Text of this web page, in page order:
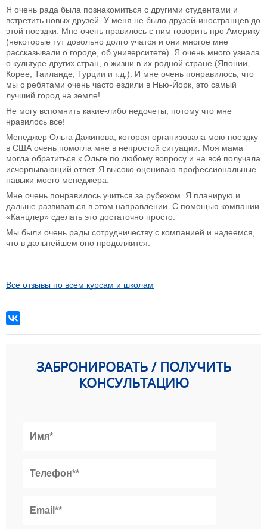
Я очень рада была познакомиться с другими студентами и
встретить новых друзей. У меня не было друзей-иностранцев до
этой поездки. Мне очень нравилось с ним говорить про Америку
(некоторые тут довольно долго учатся и они многое мне
рассказывали о городе, об университете). Я очень много узнала
о культуре других стран, о жизни в их родной стране (Японии,
Корее, Таиланде, Турции и т.д.). И мне очень понравилось, что
мы с ребятами очень часто ездили в Нью-Йорк, это самый
лучший город на земле!
Не могу вспомнить какие-либо недочеты, потому что мне
нравилось все!
Менеджер Ольга Дажинова, которая организовала мою поездку
в США очень помогла мне в непростой ситуации. Моя мама
могла обратиться к Ольге по любому вопросу и на всё получала
исчерпывающий ответ. Я высоко оцениваю профессиональные
навыки моего менеджера.
Мне очень понравилось учиться за рубежом. Я планирую и
дальше развиваться в этом направлении. С помощью компании
«Канцлер» сделать это достаточно просто.
Мы были очень рады сотрудничеству с компанией и надеемся,
что в дальнейшем оно продолжится.
Все отзывы по всем курсам и школам
ЗАБРОНИРОВАТЬ / ПОЛУЧИТЬ
КОНСУЛЬТАЦИЮ